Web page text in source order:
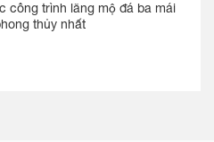
công trình lăng mộ đá ba mái
thủy nhất